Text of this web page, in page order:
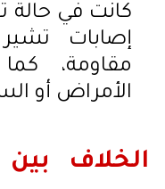
كانت في حالة
إصابات
مقاومة،
الأمراض أو
الخلاف